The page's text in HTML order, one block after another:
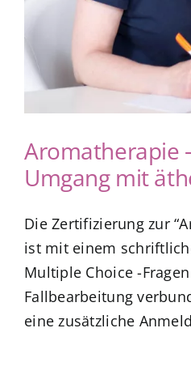
Aromatherapie
Umgang mit
Die Zertifizierung zur
ist mit einem
Multiple Choice -
Fallbearbeitung
eine zusätzliche